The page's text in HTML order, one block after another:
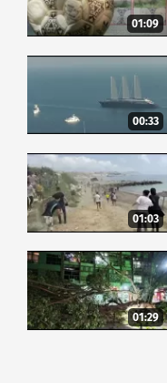
01:09
00:33
01:03
01:29